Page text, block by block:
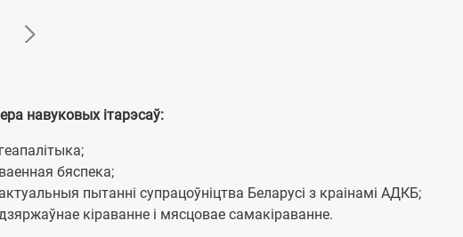
навуковых ітарэсаў:
геапалітыка;
ваенная бяспека;
актуальныя пытанні супрацоўніцтва Беларусі з краінамі АДКБ;
дзяржаўнае кіраванне і мясцовае самакіраванне.